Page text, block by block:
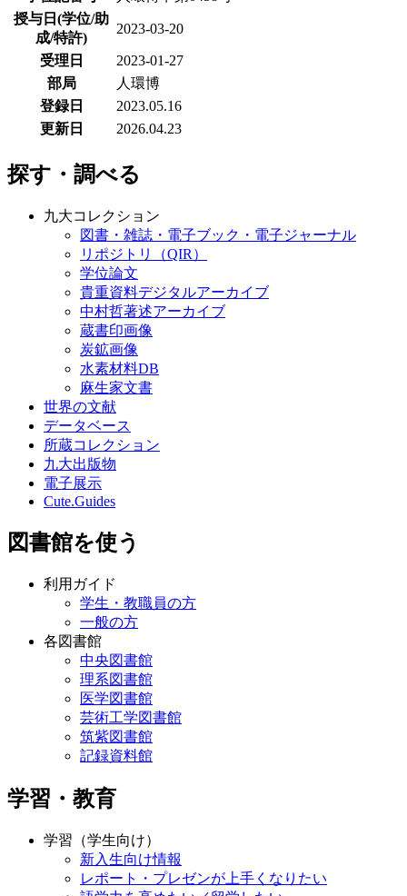
授与日(学位/助
成/特許)
2023-03-20
受理日
2023-01-27
部局
人環博
登録日
2023.05.16
更新日
2026.04.23
探す・調べる
九大コレクション
図書・雑誌・電子ブック・電子ジャーナル
リポジトリ（QIR）
学位論文
貴重資料デジタルアーカイブ
中村哲著述アーカイブ
蔵書印画像
炭鉱画像
水素材料DB
麻生家文書
世界の文献
データベース
所蔵コレクション
九大出版物
電子展示
Cute.Guides
図書館を使う
利用ガイド
学生・教職員の方
一般の方
各図書館
中央図書館
理系図書館
医学図書館
芸術工学図書館
筑紫図書館
記録資料館
学習・教育
学習（学生向け）
新入生向け情報
レポート・プレゼンが上手くなりたい